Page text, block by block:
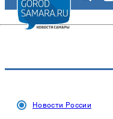
Новости России